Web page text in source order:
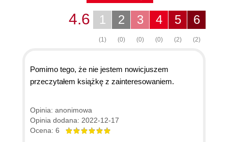
6
(2)
5
(2)
4
(0)
3
(0)
2
(0)
1
(1)
4.6
Pomimo tego, że nie jestem nowicjuszem
przeczytałem książkę z zainteresowaniem.
Opinia: anonimowa
Opinia dodana: 2022-12-17
Ocena: 6